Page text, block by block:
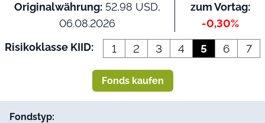
Originalwährung: 52,98 USD,
06.08.2026
zum Vortag:
-0,30%
Risikoklasse KIID:
1 2 3 4 5 6 7
Fonds kaufen
Fondstyp: